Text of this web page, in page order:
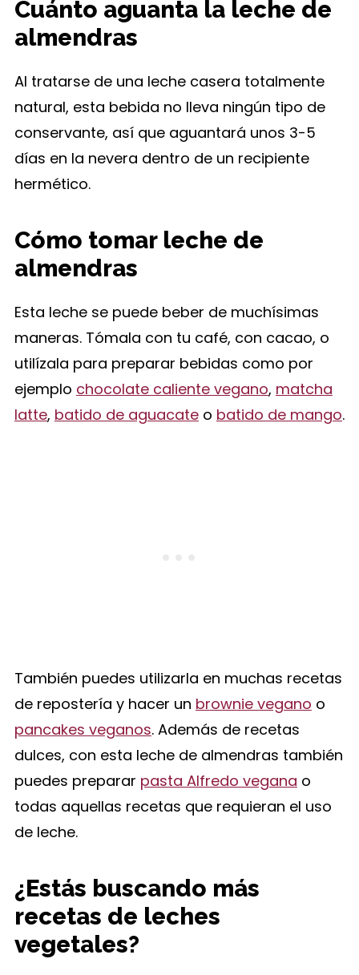
Cuánto aguanta la leche de
almendras
Al tratarse de una leche casera totalmente
natural, esta bebida no lleva ningún tipo de
conservante, así que aguantará unos 3-5
días en la nevera dentro de un recipiente
hermético.
Cómo tomar leche de
almendras
Esta leche se puede beber de muchísimas
maneras. Tómala con tu café, con cacao, o
utilízala para preparar bebidas como por
ejemplo chocolate caliente vegano, matcha
latte, batido de aguacateo batido de mango.
También puedes utilizarla en muchas recetas
de repostería y hacer un brownie vegano o
pancakes veganos. Además de recetas
dulces, con esta leche de almendras también
puedes preparar pasta Alfredo vegana o
todas aquellas recetas que requieran el uso
de leche.
¿Estás buscando más
recetas de leches
vegetales?